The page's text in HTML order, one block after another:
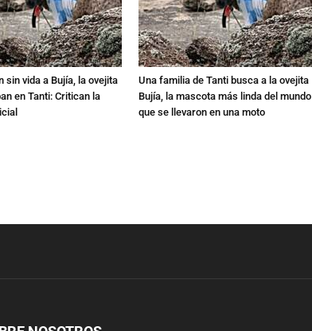
sin vida a Bujía, la ovejita
en Tanti: Critican la
Una familia de Tanti busca a la ovejita
Bujía, la mascota más linda del mundo
que se llevaron en una moto